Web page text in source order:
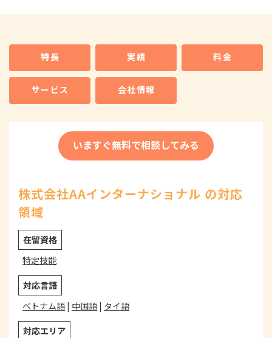
特長 実績 料金
サービス 会社情報
いますぐ無料で相談してみる
株式会社AAインターナショナル の対応
領域
在留資格
特定技能
対応言語
ベトナム語| 中国語| タイ語
対応エリア